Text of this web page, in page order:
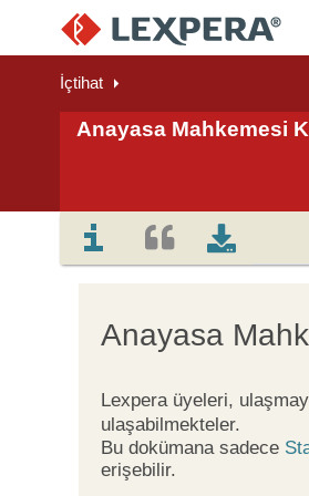
İçtihat
Anayasa Mahkemesi
Anayasa
Lexpera üyeleri,
ulaşabilmekteler.
Bu dokümana sadece
erişebilir.